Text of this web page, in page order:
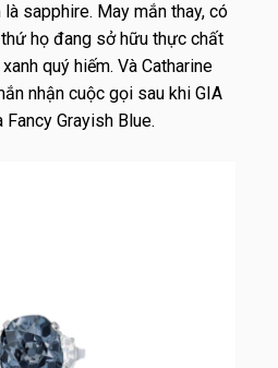
sapphire. May mắn thay, có
họ đang sở hữu thực chất
quý hiếm. Và Catharine
nhận cuộc gọi sau khi GIA
Grayish Blue.